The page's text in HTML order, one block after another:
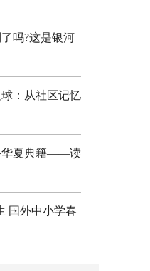
吗?这是银河
：从社区记忆
华夏典籍——读
国外中小学春